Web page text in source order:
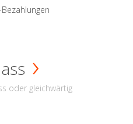
oder gleichwärtig